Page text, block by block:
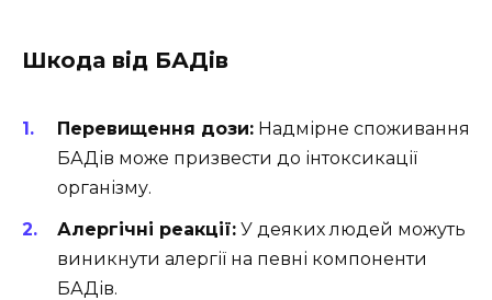
Шкода від БАДів
Перевищення дози: Надмірне споживання
БАДів може призвести до інтоксикації
організму.
Алергічні реакції: У деяких людей можуть
виникнути алергії на певні компоненти
БАДів.